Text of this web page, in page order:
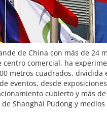
de China con más de
comercial, ha
metros cuadrados,
eventos, desde
cubierto y más
Shanghái Pudong y